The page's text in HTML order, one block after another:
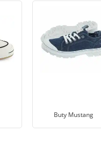
Buty Mustang